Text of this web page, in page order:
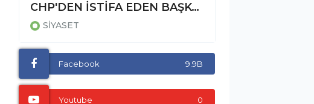
CHP'DEN İSTİFA EDEN BAŞKAN DÖNMEZ TÖRENLE YENİ PARTİ'YE KATILDI
SİYASET
Facebook 9.9B
Youtube 0